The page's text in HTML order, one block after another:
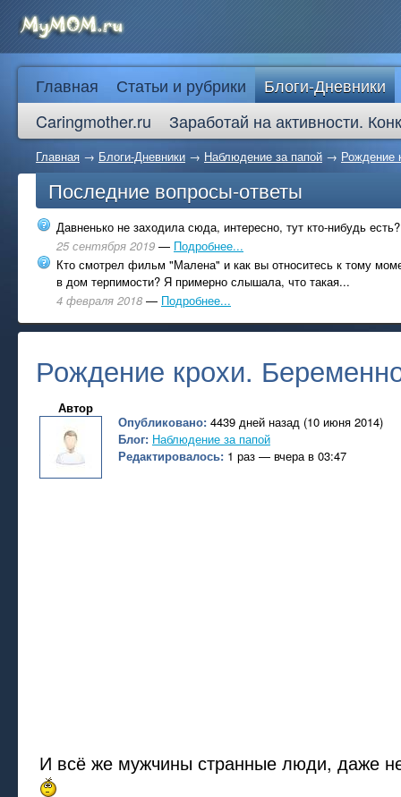
Главная Статьи и рубрики
Блоги-Дневники
Caringmother.ru
Заработай на активности.
Главная → Блоги-Дневники → Наблюдение за папой → Рождение
Последние вопросы-ответы
Давненько не заходила сюда, интересно, тут кто-нибудь есть?
25 сентября 2019 — Подробнее...
Кто смотрел фильм "Малена" и как вы относитесь к тому
в дом терпимости? Я примерно слышала, что такая...
4 февраля 2018 — Подробнее...
Рождение крохи.
Автор
Опубликовано: 4439 дней назад (10 июня 2014)
Блог: Наблюдение за папой
Редактировалось: 1 раз — вчера в 03:47
И всё же мужчины странные люди, даже